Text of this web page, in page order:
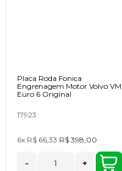
Placa Roda Fonica
Engrenagem Motor Volvo VM
Euro 6 Original
17923
6x R$ 66,33 R$ 398,00
- +